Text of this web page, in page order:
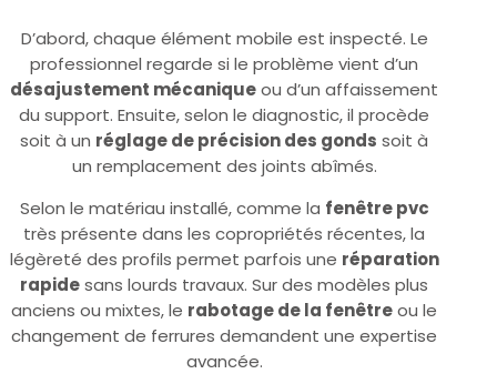
D’abord, chaque élément mobile est inspecté. Le
professionnel regarde si le problème vient d’un
désajustement mécaniqueou d’un affaissement
du support. Ensuite, selon le diagnostic, il procède
soit à un réglage de précision des gonds soit à
un remplacement des joints abîmés.
Selon le matériau installé, comme la fenêtre pvc
très présente dans les copropriétés récentes, la
légèreté des profils permet parfois une réparation
rapidesans lourds travaux. Sur des modèles plus
anciens ou mixtes, le rabotage de la fenêtreou le
changement de ferrures demandent une expertise
avancée.